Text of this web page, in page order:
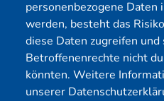
sicherstellen, dass Ihre
potenzielle Bedrohungen
Wie oft sollte ich einen
personenbezogene
werden, besteht das
diese Daten zugreifen
Betroffenenrechte nicht
könnten. Weitere
unserer